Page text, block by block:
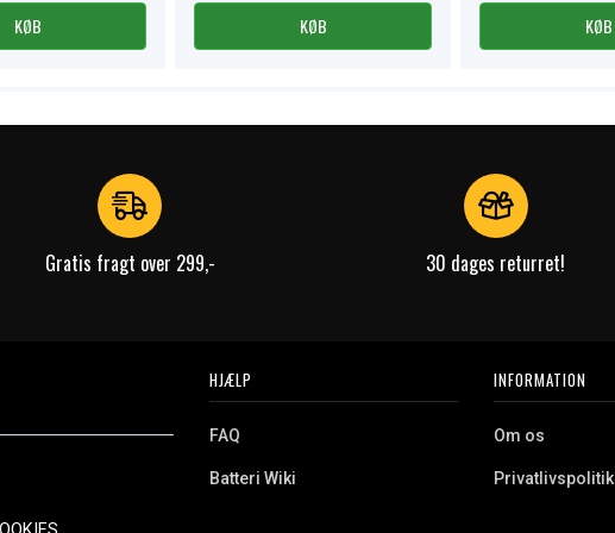
KØB KØB KØB
Gratis fragt over 299,- 30 dages returret!
HJÆLP
FAQ
Batteri Wiki
INFORMATION
Om os
Privatlivspolitik